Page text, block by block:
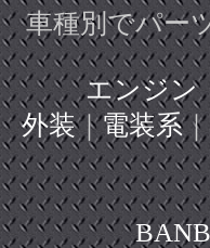
車種別でパ
エンジン
外装｜電装系｜